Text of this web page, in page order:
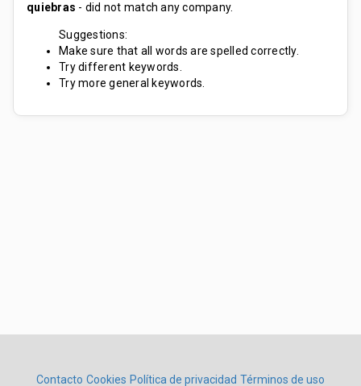
quiebras - did not match any company.
Suggestions:
Make sure that all words are spelled correctly.
Try different keywords.
Try more general keywords.
Contacto Cookies Política de privacidad Términos de uso